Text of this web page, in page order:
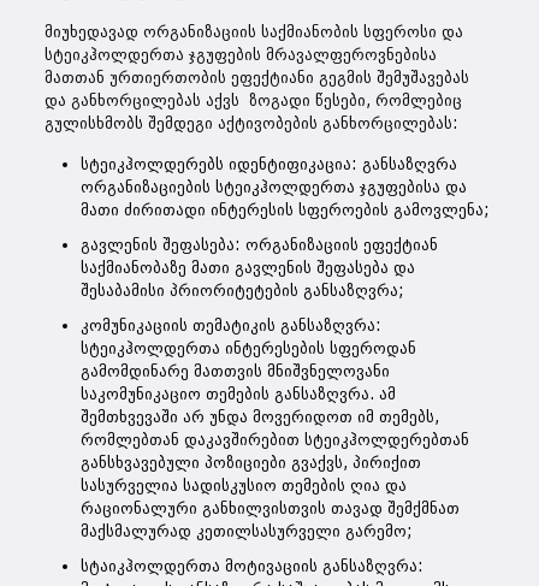
მიუხედავად ორგანიზაციის საქმიანობის სფეროსი და
სტეიკჰოლდერთა ჯგუფების მრავალფეროვნებისა
მათთან ურთიერთობის ეფექტიანი გეგმის შემუშავებას
და განხორცილებას აქვს ზოგადი წესები, რომლებიც
გულისხმობს შემდეგი აქტივობების განხორცილებას:
სტეიკჰოლდერებს იდენტიფიკაცია: განსაზღვრა
ორგანიზაციების სტეიკჰოლდერთა ჯგუფებისა და
მათი ძირითადი ინტერესის სფეროების გამოვლენა;
გავლენის შეფასება: ორგანიზაციის ეფექტიან
საქმიანობაზე მათი გავლენის შეფასება და
შესაბამისი პრიორიტეტების განსაზღვრა;
კომუნიკაციის თემატიკის განსაზღვრა:
სტეიკჰოლდერთა ინტერესების სფეროდან
გამომდინარე მათთვის მნიშვნელოვანი
საკომუნიკაციო თემების განსაზღვრა. ამ
შემთხვევაში არ უნდა მოვერიდოთ იმ თემებს,
რომლებთან დაკავშირებით სტეიკჰოლდერებთან
განსხვავებული პოზიციები გვაქვს, პირიქით
სასურველია სადისკუსიო თემების ღია და
რაციონალური განხილვისთვის თავად შემქმნათ
მაქსმალურად კეთილსასურველი გარემო;
სტაიკჰოლდერთა მოტივაციის განსაზღვრა: